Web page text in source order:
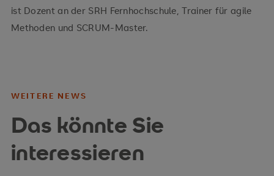
ist Dozent an der SRH Fernhochschule, Trainer für agile
Methoden und SCRUM-Master.
WEITERE NEWS
Das könnte Sie
interessieren